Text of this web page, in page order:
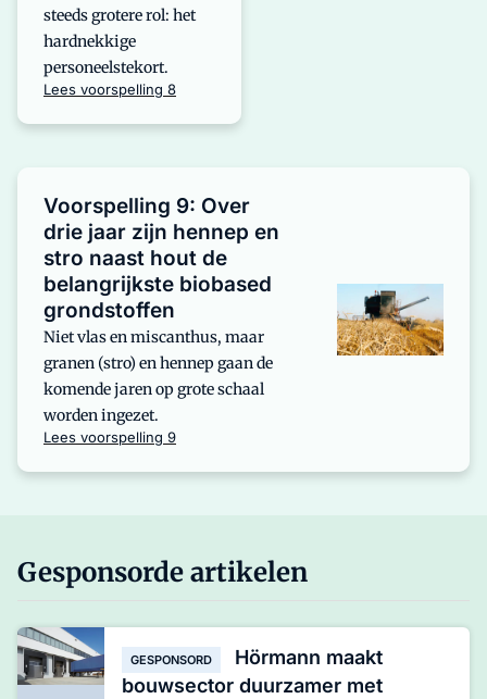
steeds grotere rol: het
hardnekkige
personeelstekort.
Lees voorspelling 8
Voorspelling 9: Over
drie jaar zijn hennep en
stro naast hout de
belangrijkste biobased
grondstoffen
Niet vlas en miscanthus, maar
granen (stro) en hennep gaan de
komende jaren op grote schaal
worden ingezet.
Lees voorspelling 9
Gesponsorde artikelen
GESPONSORD
Hörmann maakt
bouwsector duurzamer met